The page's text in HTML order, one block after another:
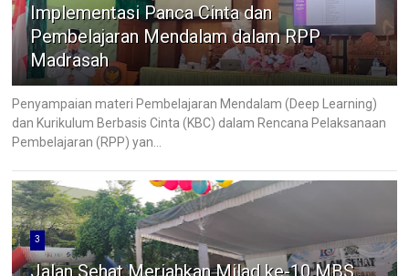
Implementasi Panca Cinta dan
Pembelajaran Mendalam dalam RPP
Madrasah
Penyampaian materi Pembelajaran Mendalam (Deep Learning)
dan Kurikulum Berbasis Cinta (KBC) dalam Rencana Pelaksanaan
Pembelajaran (RPP) yan...
3
Jalan Sehat Meriahkan Milad ke-10 MBS